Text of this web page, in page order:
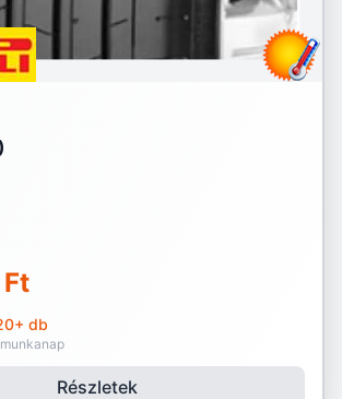
db
Részletek